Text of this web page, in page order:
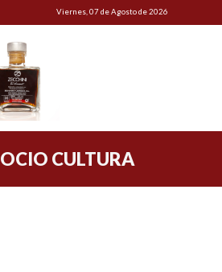
Viernes, 07 de Agosto de 2026
OCIO CULTURA